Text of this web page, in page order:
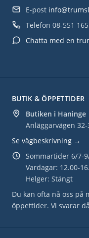
BUTIK & ÖPPETTIDER
Butiken i Haninge
Anläggarvägen
Se vägbeskrivning →
Sommartider 6/7-
Vardagar: 12.00-
Helger: Stängt
Du kan ofta nå oss på
öppettider. Vi svarar
E-post
Telefon 08-551
Chatta med en